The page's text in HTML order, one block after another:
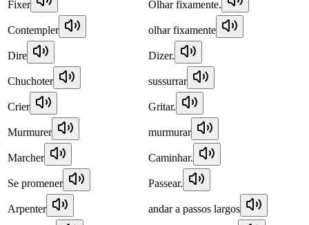
Fixer Olhar fixamente.
Contempler olhar fixamente
Dire Dizer.
Chuchoter sussurrar
Crier Gritar.
Murmurer murmurar
Marcher Caminhar.
Se promener Passear.
Arpenter andar a passos largos